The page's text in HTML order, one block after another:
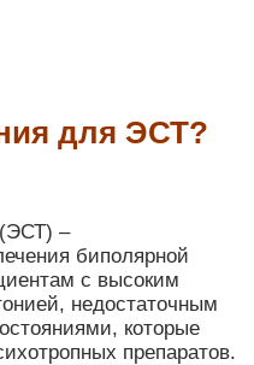
для ЭСТ?
(ЭСТ) –
биполярной
с высоким
недостаточным
которые
препаратов.